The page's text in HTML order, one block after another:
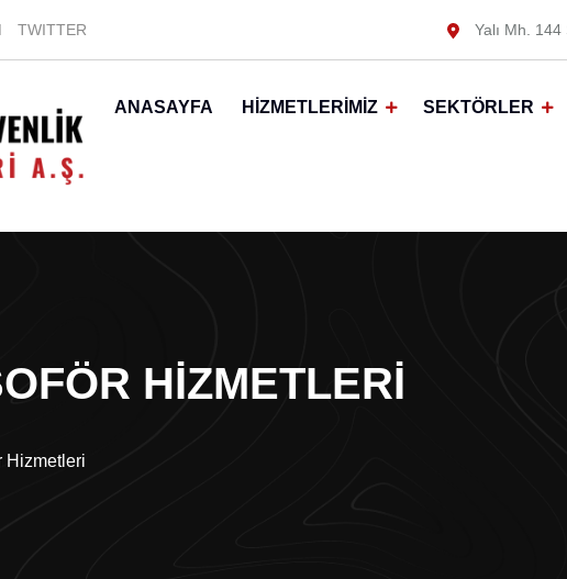
TWITTER Yalı Mh.
ANASAYFA HIZMETLERIMIZ SEKTÖRLER
HIZMETLERI
Hizmetleri